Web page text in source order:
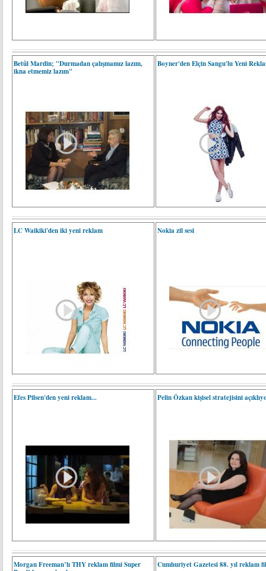
Betûl Mardin; "Durmadan çalışmamız lazım,
ikna etmemiz lazım"
Boyner'den Elçin Sangu'lu Yeni
LC Waikiki'den iki yeni reklam Nokia zil sesi
Efes Pilsen'den yeni reklam... Pelin Özkan kişisel stratejisini
Morgan Freeman’lı THY reklam filmi Super
Cumhuriyet Gazetesi 88. yıl reklam